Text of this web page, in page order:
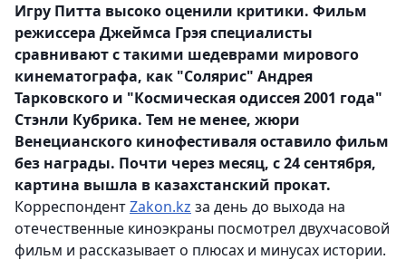
Игру Питта высоко оценили критики. Фильм
режиссера Джеймса Грэя специалисты
сравнивают с такими шедеврами мирового
кинематографа, как "Солярис" Андрея
Тарковского и "Космическая одиссея 2001 года"
Стэнли Кубрика. Тем не менее, жюри
Венецианского кинофестиваля оставило фильм
без награды. Почти через месяц, c 24 cентября,
картина вышла в казахстанский прокат.
КорреспондентZakon.kz за день до выхода на
отечественные киноэкраны посмотрел двухчасовой
фильм и рассказывает о плюсах и минусах истории.